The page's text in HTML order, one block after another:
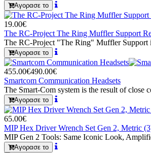
Αγορασε το
19.00€
The RC-Project The Ring Muffler Support
The RC-Project "The Ring" Muffler Support
Αγορασε το
455.00€490.00€
Smartcom Communication Headsets
The Smart-Com system is the result of close
Αγορασε το
65.00€
MIP Hex Driver Wrench Set Gen 2, Metric
MIP Gen 2 Tools: Same Iconic Look,
Αγορασε το